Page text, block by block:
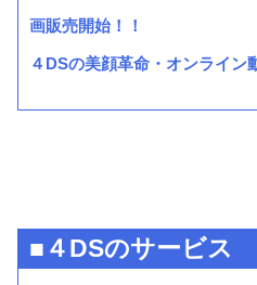
画販売開始！！
４DSの美顔革命・オンライン
■４DSのサービス